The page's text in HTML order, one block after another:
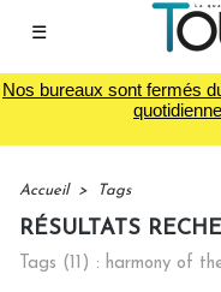
☰
Nos bureaux sont fermés
Accueil > Tags
RÉSULTATS
Tags (11) : harmony of